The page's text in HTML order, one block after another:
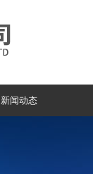
新闻动态